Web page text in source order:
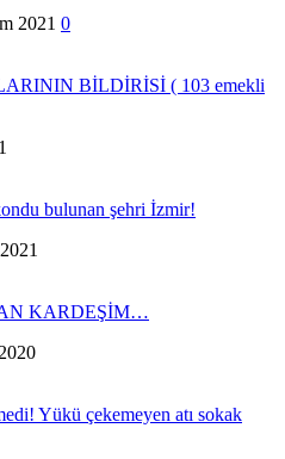
2021 0
BİLDİRİSİ ( 103 emekli
bulunan şehri İzmir!
KARDEŞİM…
Yükü çekemeyen atı sokak